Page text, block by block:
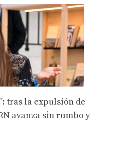
tras la expulsión de
avanza sin rumbo y